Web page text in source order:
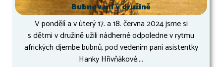
Bubnování v družině
V pondělí a v úterý 17. a 18. června 2024 jsme si
s dětmi v družině užili nádherné odpoledne v rytmu
afrických djembe bubnů, pod vedením paní asistentky
Hanky Hřivňákové....